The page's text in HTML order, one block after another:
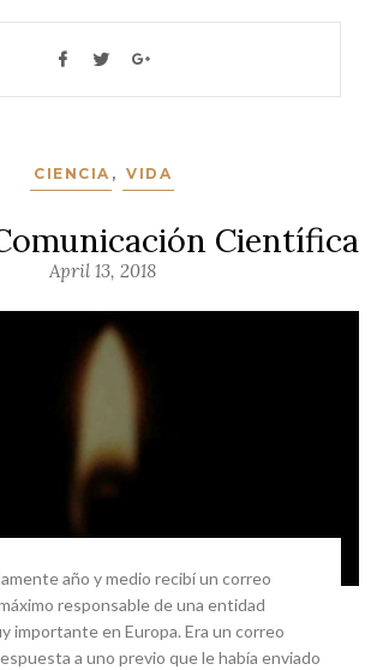
CIENCIA , VIDA
Científica
April 13, 2018
año y medio recibí un correo
responsable de una entidad
importante en Europa. Era un correo
a uno previo que le había enviado